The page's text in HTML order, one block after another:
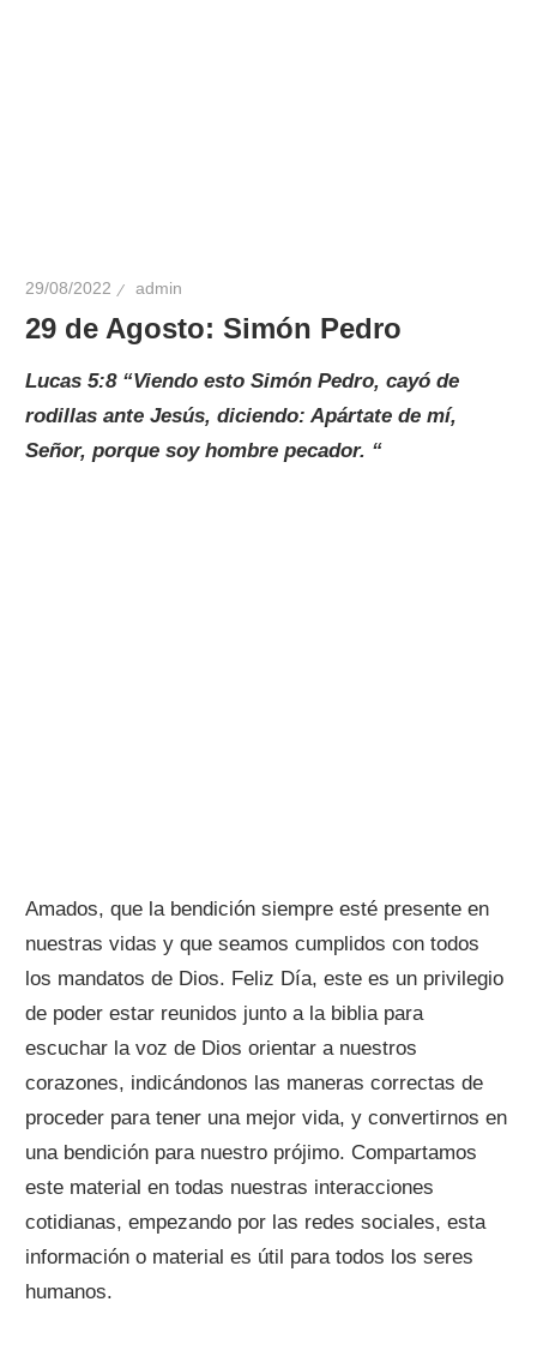
29/08/2022 admin
29 de Agosto: Simón Pedro
Lucas 5:8 “Viendo esto Simón Pedro, cayó de
rodillas ante Jesús, diciendo: Apártate de mí,
Señor, porque soy hombre pecador. “
Amados, que la bendición siempre esté presente en
nuestras vidas y que seamos cumplidos con todos
los mandatos de Dios. Feliz Día, este es un privilegio
de poder estar reunidos junto a la biblia para
escuchar la voz de Dios orientar a nuestros
corazones, indicándonos las maneras correctas de
proceder para tener una mejor vida, y convertirnos en
una bendición para nuestro prójimo. Compartamos
este material en todas nuestras interacciones
cotidianas, empezando por las redes sociales, esta
información o material es útil para todos los seres
humanos.